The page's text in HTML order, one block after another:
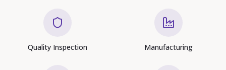
Manufacturing
Quality Inspection